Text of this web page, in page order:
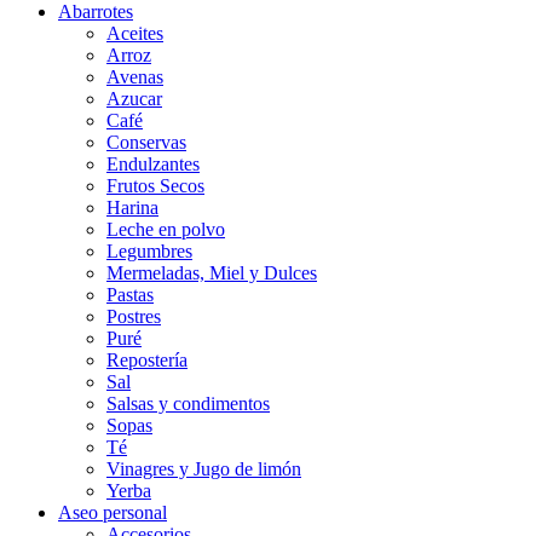
Abarrotes
Aceites
Arroz
Avenas
Azucar
Café
Conservas
Endulzantes
Frutos Secos
Harina
Leche en polvo
Legumbres
Mermeladas, Miel y Dulces
Pastas
Postres
Puré
Repostería
Sal
Salsas y condimentos
Sopas
Té
Vinagres y Jugo de limón
Yerba
Aseo personal